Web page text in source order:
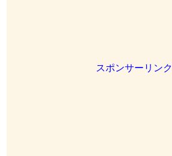
スポンサーリンク